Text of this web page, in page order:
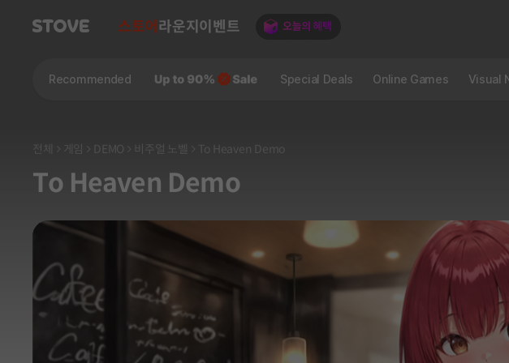
스토어 라운지 이벤트
Recommended Special Deals Online Games Visual
전체 게임 DEMO 비주얼 노벨 To Heaven Demo
To Heaven Demo